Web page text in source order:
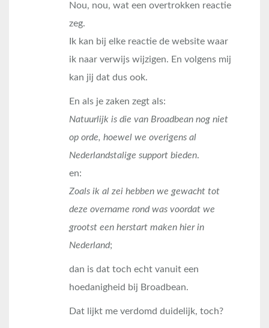
Nou, nou, wat een overtrokken reactie
zeg.
Ik kan bij elke reactie de website waar
ik naar verwijs wijzigen. En volgens mij
kan jij dat dus ook.
En als je zaken zegt als:
Natuurlijk is die van Broadbean nog niet
op orde, hoewel we overigens al
Nederlandstalige support bieden.
en:
Zoals ik al zei hebben we gewacht tot
deze overname rond was voordat we
grootst een herstart maken hier in
Nederland;
dan is dat toch echt vanuit een
hoedanigheid bij Broadbean.
Dat lijkt me verdomd duidelijk, toch?